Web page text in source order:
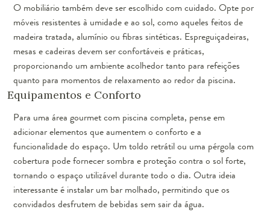
O mobiliário também deve ser escolhido com cuidado. Opte por
móveis resistentes à umidade e ao sol, como aqueles feitos de
madeira tratada, alumínio ou fibras sintéticas. Espreguiçadeiras,
mesas e cadeiras devem ser confortáveis e práticas,
proporcionando um ambiente acolhedor tanto para refeições
quanto para momentos de relaxamento ao redor da piscina.
Equipamentos e Conforto
Para uma área gourmet com piscina completa, pense em
adicionar elementos que aumentem o conforto e a
funcionalidade do espaço. Um toldo retrátil ou uma pérgola com
cobertura pode fornecer sombra e proteção contra o sol forte,
tornando o espaço utilizável durante todo o dia. Outra ideia
interessante é instalar um bar molhado, permitindo que os
convidados desfrutem de bebidas sem sair da água.